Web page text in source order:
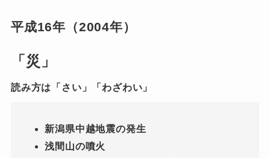
平成16年（2004年）
「災」
読み方は「さい」「わざわい」
新潟県中越地震の発生
浅間山の噴火